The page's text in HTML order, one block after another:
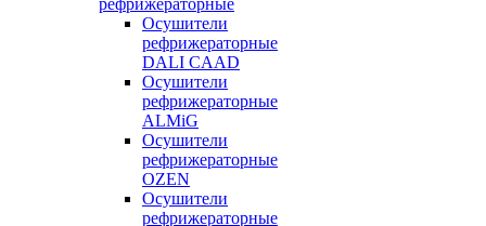
рефрижераторные
Осушители
рефрижераторные
DALI CAAD
Осушители
рефрижераторные
ALMiG
Осушители
рефрижераторные
OZEN
Осушители
рефрижераторные